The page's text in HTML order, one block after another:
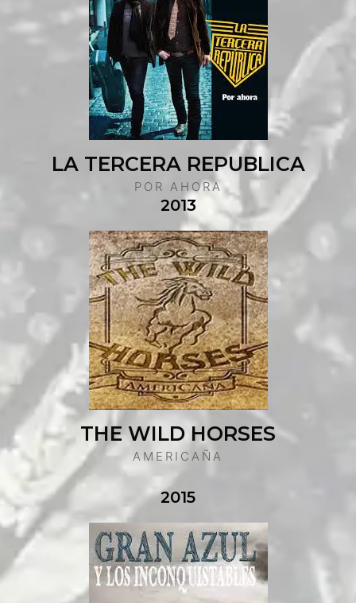
LA TERCERA REPUBLICA
POR AHORA
2013
THE WILD HORSES
AMERICAÑA
2015